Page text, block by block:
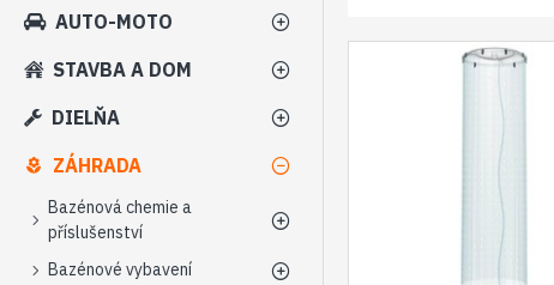
AUTO-MOTO
STAVBA A DOM
DIELŇA
ZÁHRADA
Bazénová chemie a
příslušenství
Bazénové vybavení